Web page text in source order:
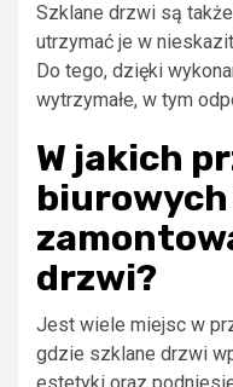
Szklane drzwi są
utrzymać je w
Do tego, dzięki
wytrzymałe, w tym
W jakich
drzwi?
Jest wiele miejsc w
gdzie szklane drzwi